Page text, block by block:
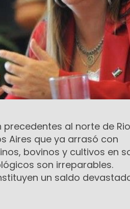
al norte de Rio
Aires que ya arrasó con
bovinos y cultivos en
son irreparables.
un saldo